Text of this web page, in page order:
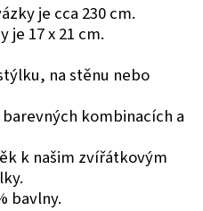
je cca 230 cm.
je 17 x 21 cm.
na stěnu nebo
kombinacích a
k našim zvířátkovým
bavlny.